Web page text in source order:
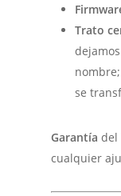
Trato
se
Garantía del
cualquier